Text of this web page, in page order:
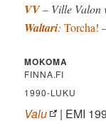
VV– Ville Valon
Waltari:Torcha!
MOKOMA
FINNA.FI
1990-LUKU
Valu | EMI